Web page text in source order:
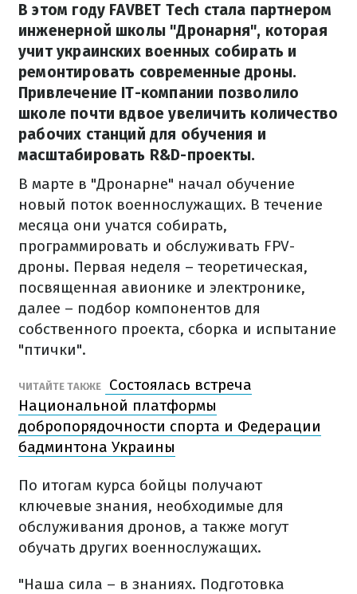
В этом году FAVBET Tech стала партнером
инженерной школы "Дронарня", которая
учит украинских военных собирать и
ремонтировать современные дроны.
Привлечение IT-компании позволило
школе почти вдвое увеличить количество
рабочих станций для обучения и
масштабировать R&D-проекты.
В марте в "Дронарне" начал обучение
новый поток военнослужащих. В течение
месяца они учатся собирать,
программировать и обслуживать FPV-
дроны. Первая неделя – теоретическая,
посвященная авионике и электронике,
далее – подбор компонентов для
собственного проекта, сборка и испытание
"птички".
ЧИТАЙТЕ ТАКЖЕ
Состоялась встреча
Национальной платформы
добропорядочности спорта и Федерации
бадминтона Украины
По итогам курса бойцы получают
ключевые знания, необходимые для
обслуживания дронов, а также могут
обучать других военнослужащих.
"Наша сила – в знаниях. Подготовка